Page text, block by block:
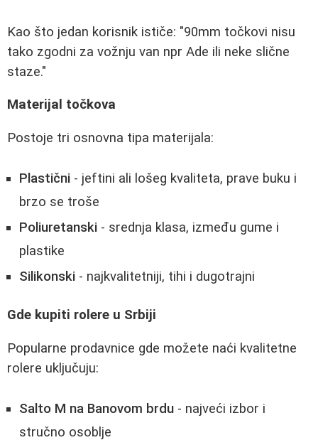
Kao što jedan korisnik ističe: "90mm točkovi nisu
tako zgodni za vožnju van npr Ade ili neke slične
staze."
Materijal točkova
Postoje tri osnovna tipa materijala:
Plastični - jeftini ali lošeg kvaliteta, prave buku i
brzo se troše
Poliuretanski - srednja klasa, između gume i
plastike
Silikonski - najkvalitetniji, tihi i dugotrajni
Gde kupiti rolere u Srbiji
Popularne prodavnice gde možete naći kvalitetne
rolere uključuju:
Salto M na Banovom brdu - najveći izbor i
stručno osoblje